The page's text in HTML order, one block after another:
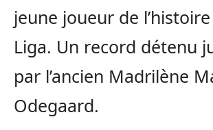
jeune joueur de
Liga. Un record détenu
par l’ancien Madrilène
Odegaard.